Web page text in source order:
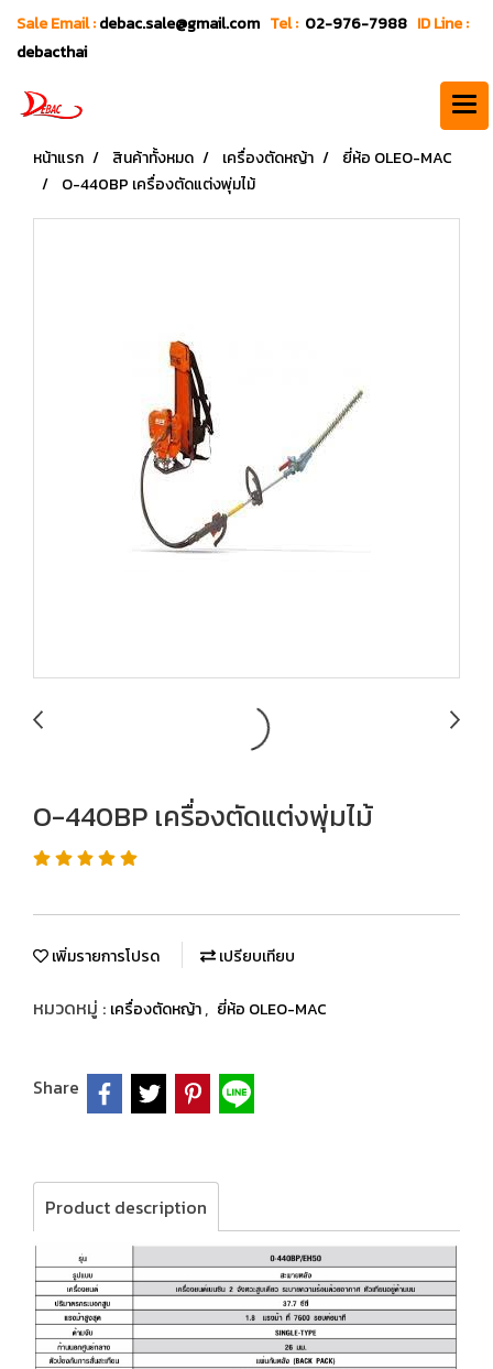
Sale Email :debac.sale@gmail.com Tel : 02-976-7988 ID Line :
debacthai
หน้าแรก สินค้าทั้งหมด เครื่องตัดหญ้า
ยี่ห้อ OLEO-MAC
O-440BP เครื่องตัดแต่งพุ่มไม้
O-440BP เครื่องตัดแต่งพุ่มไม้
เพิ่มรายการโปรด เปรียบเทียบ
หมวดหมู่ : เครื่องตัดหญ้า, ยี่ห้อ OLEO-MAC
Share
Product description